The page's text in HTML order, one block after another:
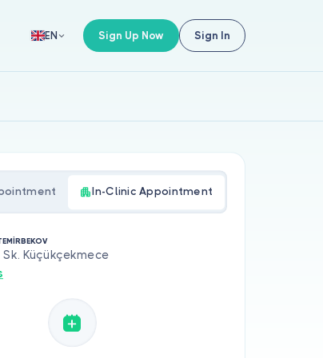
EN Sign Up Now Sign In
In-Clinic Appointment
Sk. Küçükçekmece